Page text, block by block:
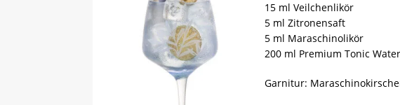
15 ml Veilchenlikör
5 ml Zitronensaft
5 ml Maraschinolikör
200 ml Premium Tonic
Garnitur: